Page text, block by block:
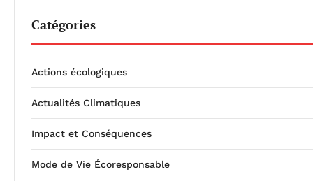
Catégories
Actions écologiques
Actualités Climatiques
Impact et Conséquences
Mode de Vie Écoresponsable